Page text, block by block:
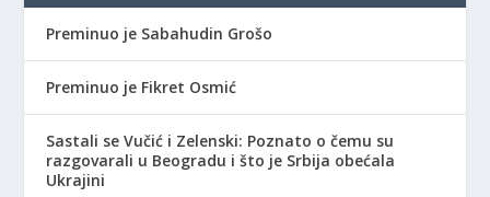
Preminuo je Sabahudin Grošo
Preminuo je Fikret Osmić
Sastali se Vučić i Zelenski: Poznato o čemu su
razgovarali u Beogradu i što je Srbija obećala
Ukrajini